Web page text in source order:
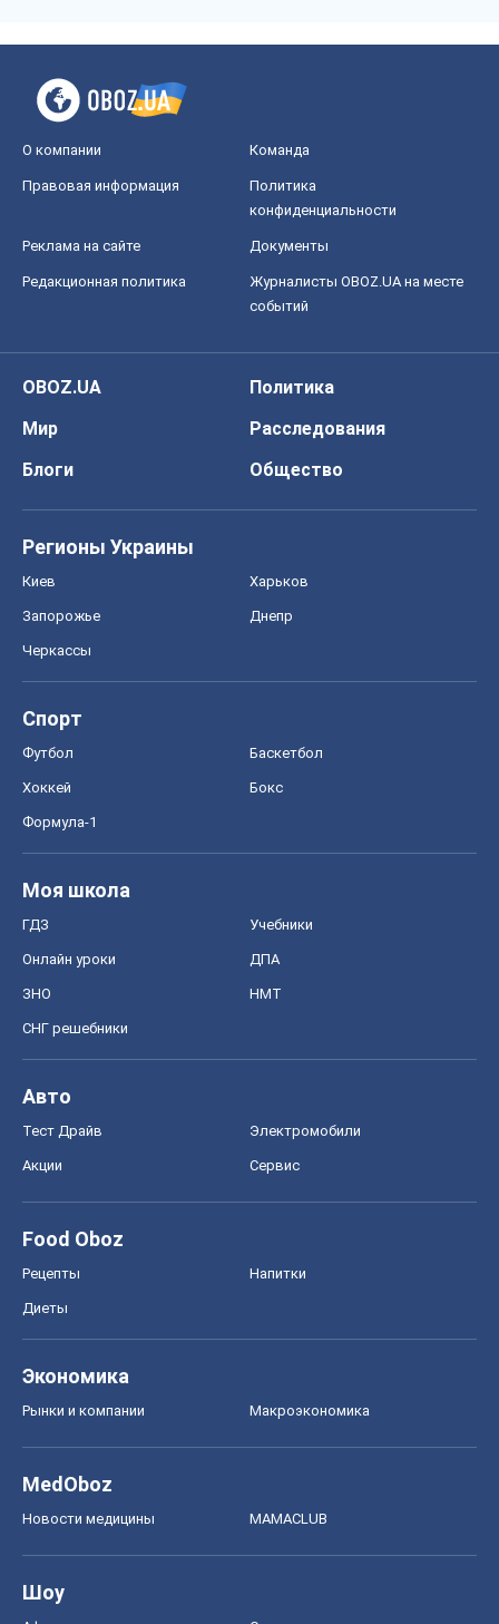
О компании Команда
Правовая информация
Политика
конфиденциальности
Реклама на сайте Документы
Редакционная политика
Журналисты OBOZ.UA на месте
событий
OBOZ.UA
Политика
Мир
Расследования
Блоги
Общество
Регионы Украины
Киев Харьков
Запорожье Днепр
Черкассы
Спорт
Футбол Баскетбол
Хоккей Бокс
Формула-1
Моя школа
ГДЗ Учебники
Онлайн уроки ДПА
ЗНО НМТ
СНГ решебники
Авто
Тест Драйв Электромобили
Акции Сервис
Food Oboz
Рецепты Напитки
Диеты
Экономика
Рынки и компании Mакроэкономика
MedOboz
Новости медицины MAMACLUB
Шоу